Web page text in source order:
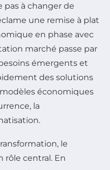
pas à changer de
une remise à plat
en phase avec
marché passe par
émergents et
des solutions
économiques
la
le
rôle central. En